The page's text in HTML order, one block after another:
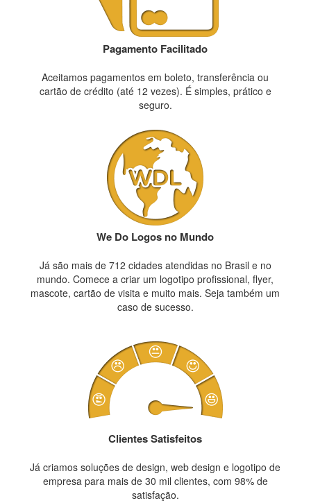
Pagamento Facilitado
Aceitamos pagamentos em boleto, transferência ou
cartão de crédito (até 12 vezes). É simples, prático e
seguro.
We Do Logos no Mundo
Já são mais de 712 cidades atendidas no Brasil e no
mundo. Comece a criar um logotipo profissional, flyer,
mascote, cartão de visita e muito mais. Seja também um
caso de sucesso.
Clientes Satisfeitos
Já criamos soluções de design, web design e logotipo de
empresa para mais de 30 mil clientes, com 98% de
satisfação.